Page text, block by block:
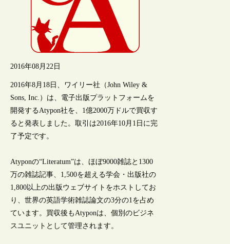
2016年08月22日
2016年8月18日、ワイリー社（John Wiley &
Sons, Inc.）は、電子出版プラットフォームを
開発するAtypon社を、1億2000万ドルで買収す
ると発表しました。取引は2016年10月1日に完
了予定です。
Atyponの“Literatum”は、ほぼ9000雑誌と1300
万の雑誌記事、1,500を超える学会・出版社の
1,800以上の出版ウェブサイトをホストしてお
り、世界の英語学術雑誌論文の3分の1を占め
ています。買収後もAtyponは、個別のビジネ
スユニットとして管理されます。